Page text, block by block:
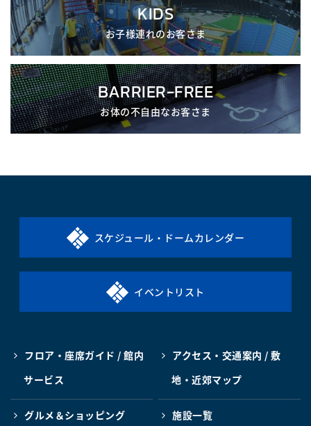
KIDS
お子様連れのお客さま
BARRIER-FREE
お体の不自由なお客さま
スケジュール・ドームカレンダー
イベントリスト
フロア・座席ガイド / 館内
サービス
アクセス・交通案内 / 敷
地・近郊マップ
グルメ＆ショッピング 施設一覧